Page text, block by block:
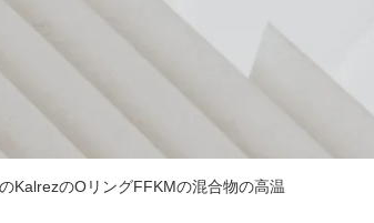
KalrezのOリングFFKMの混合物の高温